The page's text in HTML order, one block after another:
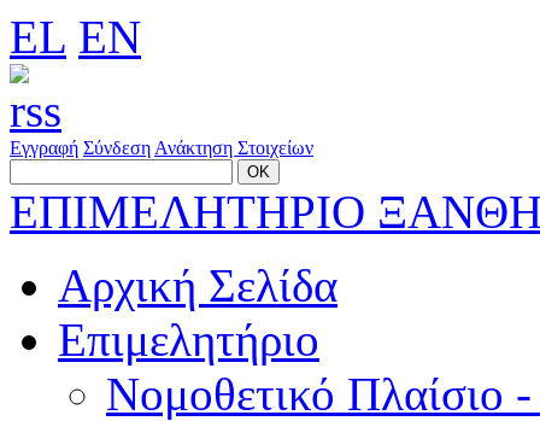
EL EN
Εγγραφή Σύνδεση Ανάκτηση Στοιχείων
ΕΠΙΜΕΛΗΤΗΡΙΟ
Αρχική Σελίδα
Επιμελητήριο
Νομοθετικό Πλαίσιο